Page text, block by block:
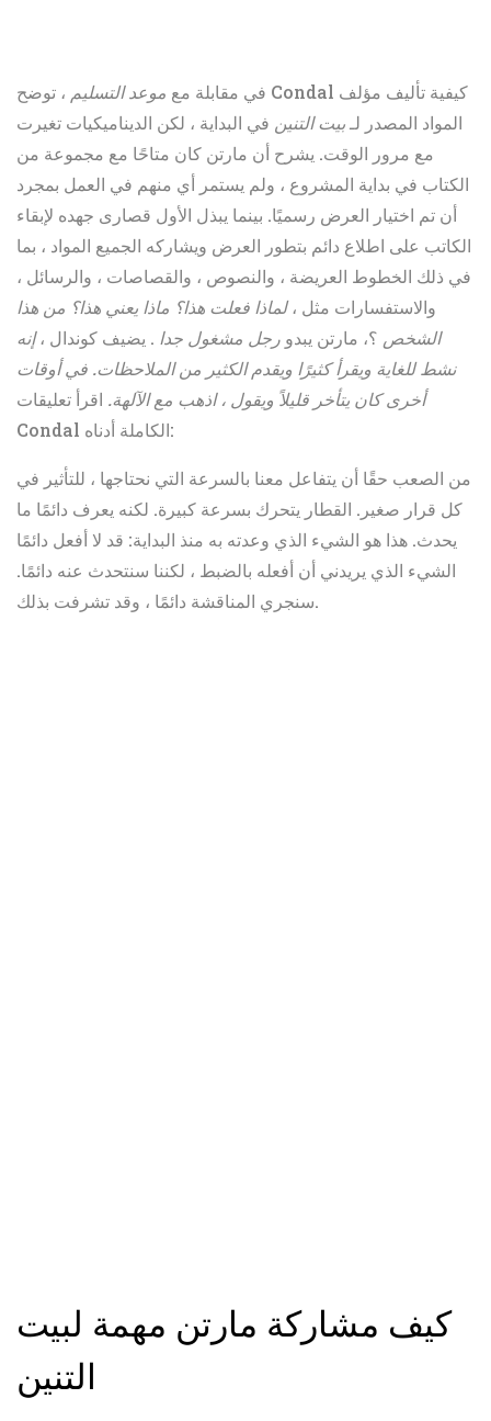
في مقابلة مع موعد التسليم ، توضح Condal كيفية تأليف مؤلف
المواد المصدر لـبيت التنين في البداية ، لكن الديناميكيات تغيرت
مع مرور الوقت. يشرح أن مارتن كان متاحًا مع مجموعة من
الكتاب في بداية المشروع ، ولم يستمر أي منهم في العمل بمجرد
أن تم اختيار العرض رسميًا. بينما يبذل الأول قصارى جهده لإبقاء
الكاتب على اطلاع دائم بتطور العرض ويشاركه الجميع المواد ، بما
في ذلك الخطوط العريضة ، والنصوص ، والقصاصات ، والرسائل ،
والاستفسارات مثل ،لماذا فعلت هذا؟ ماذا يعني هذا؟ من هذا
الشخص ؟، مارتن يبدو رجل مشغول جدا . يضيف كوندال ،إنه
نشط للغاية ويقرأ كثيرًا ويقدم الكثير من الملاحظات. في أوقات
أخرى كان يتأخر قليلاً ويقول ، اذهب مع الآلهة. اقرأ تعليقات
Condal الكاملة أدناه:
من الصعب حقًا أن يتفاعل معنا بالسرعة التي نحتاجها ، للتأثير في
كل قرار صغير. القطار يتحرك بسرعة كبيرة. لكنه يعرف دائمًا ما
يحدث. هذا هو الشيء الذي وعدته به منذ البداية: قد لا أفعل دائمًا
الشيء الذي يريدني أن أفعله بالضبط ، لكننا سنتحدث عنه دائمًا.
سنجري المناقشة دائمًا ، وقد تشرفت بذلك.
كيف مشاركة مارتن مهمة لبيت
التنين